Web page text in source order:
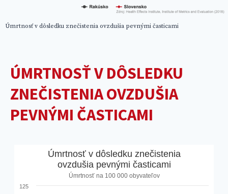
Úmrtnosť v dôsledku znečistenia ovzdušia pevnými časticami
ÚMRTNOSŤ V DÔSLEDKU
ZNEČISTENIA OVZDUŠIA
PEVNÝMI ČASTICAMI